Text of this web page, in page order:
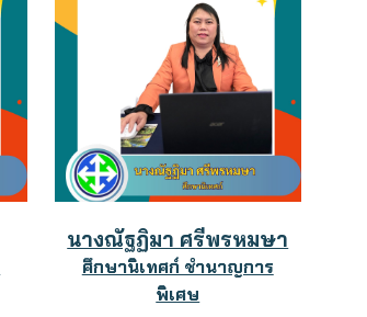
นางณัฐฏิมา ศรีพรหมษา
ศึกษานิเทศก์ ชำนาญการ
พิเศษ